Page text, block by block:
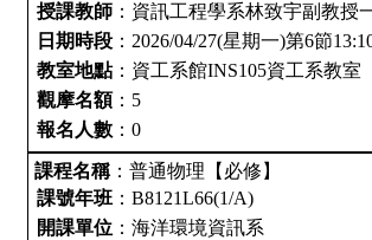
授課教師 ：資訊工程學系林致宇副教授
日期時段 ：2026/04/27(星期一)第6節
教室地點：資工系館INS105資工系教室
觀摩名額：5
報名人數 ：0
課程名稱：普通物理【必修】
課號年班 ：B8121L66(1/A)
開課單位 ：海洋環境資訊系